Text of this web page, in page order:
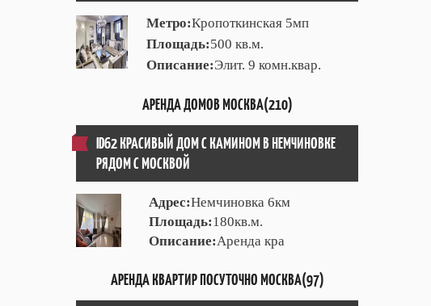
Метро:Кропоткинская 5мп
Площадь:500 кв.м.
Описание:Элит. 9 комн.квар.
АРЕНДА ДОМОВ МОСКВА(210)
ID62 КРАСИВЫЙ ДОМ С КАМИНОМ В НЕМЧИНОВКЕ
РЯДОМ С МОСКВОЙ
Адрес:Немчиновка 6км
Площадь:180кв.м.
Описание:Аренда кра
АРЕНДА КВАРТИР ПОСУТОЧНО МОСКВА(97)